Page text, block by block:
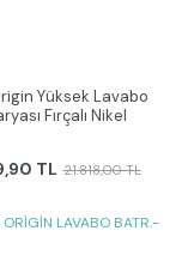
Yüksek Lavabo
Fırçalı Nikel
TL 21.818,00 TL